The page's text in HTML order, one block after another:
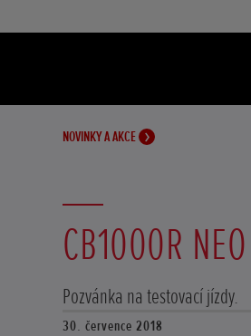
NOVINKY A AKCE
CB1000R
Pozvánka na testovací jízdy.
30. července 2018